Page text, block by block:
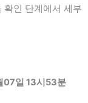
확인 단계에서 세부
07일 13시53분